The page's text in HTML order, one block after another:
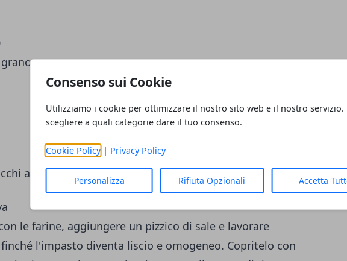
Consenso sui Cookie
Utilizziamo i cookie per ottimizzare il nostro sito web e il nostro servizio.
scegliere a quali categorie dare il tuo consenso.
Cookie Policy| Privacy Policy
Personalizza Rifiuta Opzionali Accetta
saraceno
alla bava
le farine, aggiungere un pizzico di sale e lavorare
l'impasto diventa liscio e omogeneo. Copritelo con